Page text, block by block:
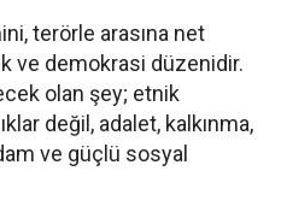
terörle arasına net
ve demokrasi düzenidir.
olan şey; etnik
değil, adalet, kalkınma,
ve güçlü sosyal